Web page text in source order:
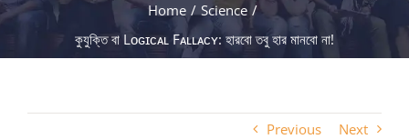
Home
Science
কুযুক্তি বা Lᴏɢɪᴄᴀʟ Fᴀʟʟᴀᴄʏ: হারবো তবু হার মানবো না!
Previous Next